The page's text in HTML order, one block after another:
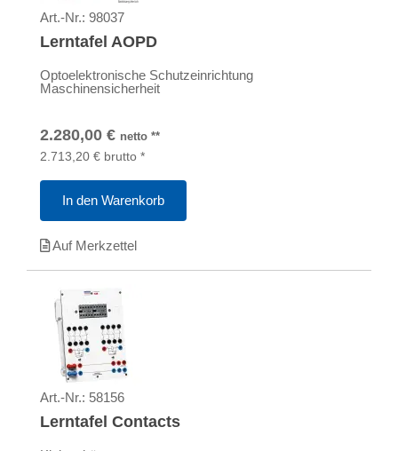
Art.-Nr.: 98037
Lerntafel AOPD
Optoelektronische Schutzeinrichtung
Maschinensicherheit
2.280,00 € netto **
2.713,20 € brutto *
In den Warenkorb
Auf Merkzettel
Art.-Nr.: 58156
Lerntafel Contacts